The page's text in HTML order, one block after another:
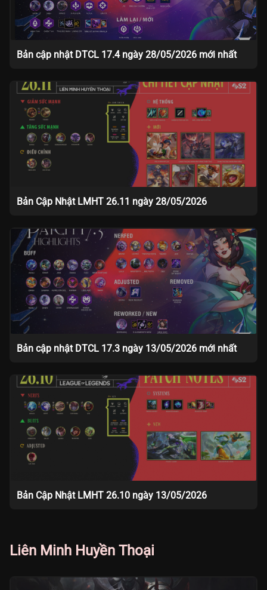
Bản cập nhật DTCL 17.4 ngày 28/05/2026 mới nhất
Bản Cập Nhật LMHT 26.11 ngày 28/05/2026
Bản cập nhật DTCL 17.3 ngày 13/05/2026 mới nhất
Bản Cập Nhật LMHT 26.10 ngày 13/05/2026
Liên Minh Huyền Thoại